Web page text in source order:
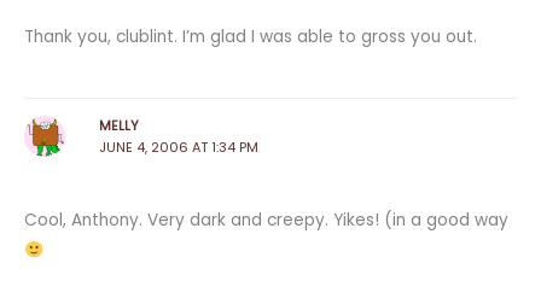
Thank you, clublint. I’m glad I was able to gross you out.
MELLY
JUNE 4, 2006 AT 1:34 PM
Cool, Anthony. Very dark and creepy. Yikes! (in a good way